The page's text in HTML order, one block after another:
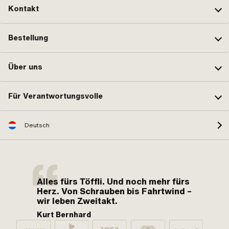
Kontakt
Bestellung
Über uns
Für Verantwortungsvolle
Deutsch
Alles fürs Töffli. Und noch mehr fürs
Herz. Von Schrauben bis Fahrtwind –
wir leben Zweitakt.
Kurt Bernhard